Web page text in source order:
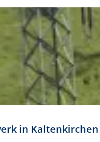
in Kaltenkirchen